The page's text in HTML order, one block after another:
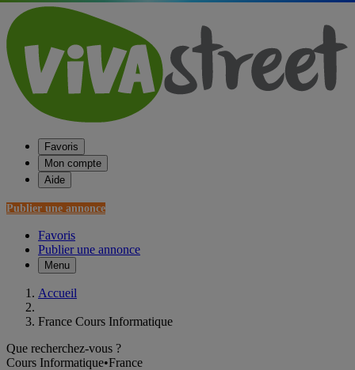
Favoris
Mon compte
Aide
Publier une annonce
Favoris
Publier une annonce
Menu
Accueil
France Cours Informatique
Que recherchez-vous ?
Cours Informatique•France